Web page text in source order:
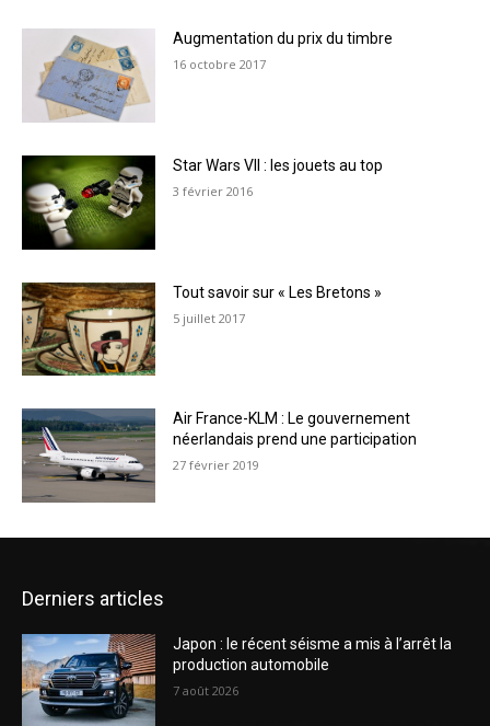
Augmentation du prix du timbre
16 octobre 2017
Star Wars VII : les jouets au top
3 février 2016
Tout savoir sur « Les Bretons »
5 juillet 2017
Air France-KLM : Le gouvernement
néerlandais prend une participation
27 février 2019
Derniers articles
Japon : le récent séisme a mis à l’arrêt la
production automobile
7 août 2026